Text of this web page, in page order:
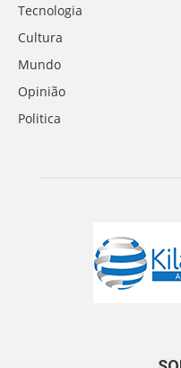
Tecnologia
Cultura
Mundo
Opinião
Politica